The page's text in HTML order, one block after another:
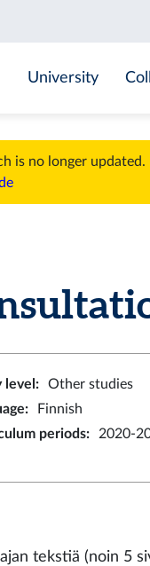
University
is no longer updated.
level :
Other studies
:
Finnish
periods: 2020-
tekstiä (noin 5